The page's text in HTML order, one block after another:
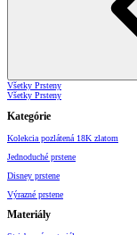
Všetky Prsteny
Všetky Prsteny
Kategórie
Kolekcia pozlátená 18K zlatom
Jednoduché prstene
Disney prstene
Výrazné prstene
Materiály